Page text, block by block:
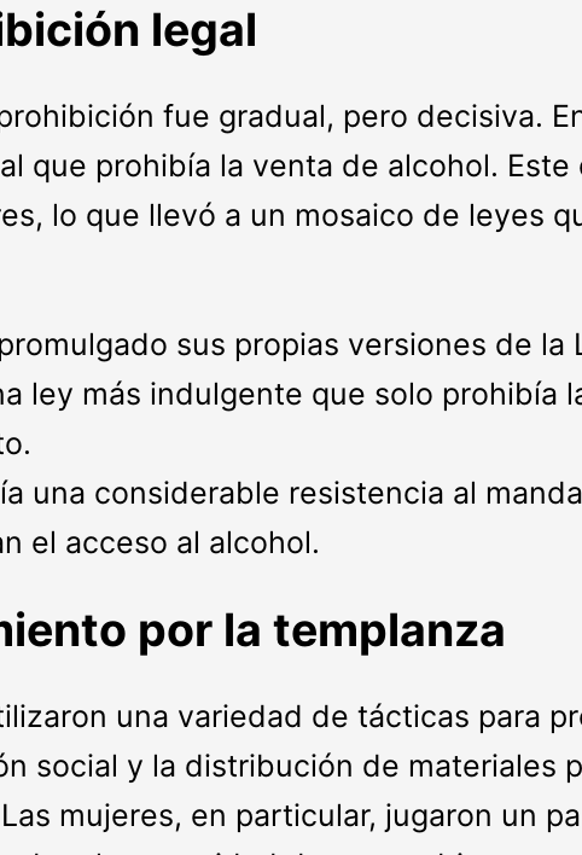
legal
fue gradual, pero decisiva.
que prohibía la venta de alcohol.
lo que llevó a un mosaico de leyes
sus propias versiones de la
ley más indulgente que solo prohibía
una considerable resistencia al
el acceso al alcohol.
por la templanza
una variedad de tácticas para
social y la distribución de materiales
mujeres, en particular, jugaron un